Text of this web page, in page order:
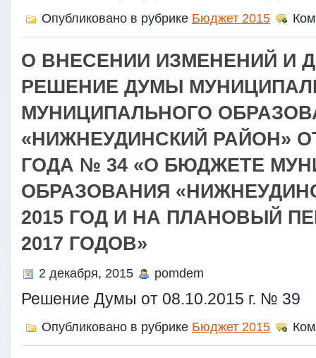
Опубликовано в рубрике Бюджет 2015
О ВНЕСЕНИИ ИЗМЕНЕНИЙ И
РЕШЕНИЕ ДУМЫ
МУНИЦИПАЛЬНОГО
«НИЖНЕУДИНСКИЙ РАЙОН» ОТ
ГОДА № 34 «О БЮДЖЕТЕ
ОБРАЗОВАНИЯ
2015 ГОД И НА ПЛАНОВЫЙ
2017 ГОДОВ»
2 декабря, 2015 pomdem
Решение Думы от 08.10.2015 г. № 39
Опубликовано в рубрике Бюджет 2015